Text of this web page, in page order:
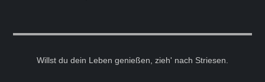
Willst du dein Leben genießen, zieh' nach Striesen.